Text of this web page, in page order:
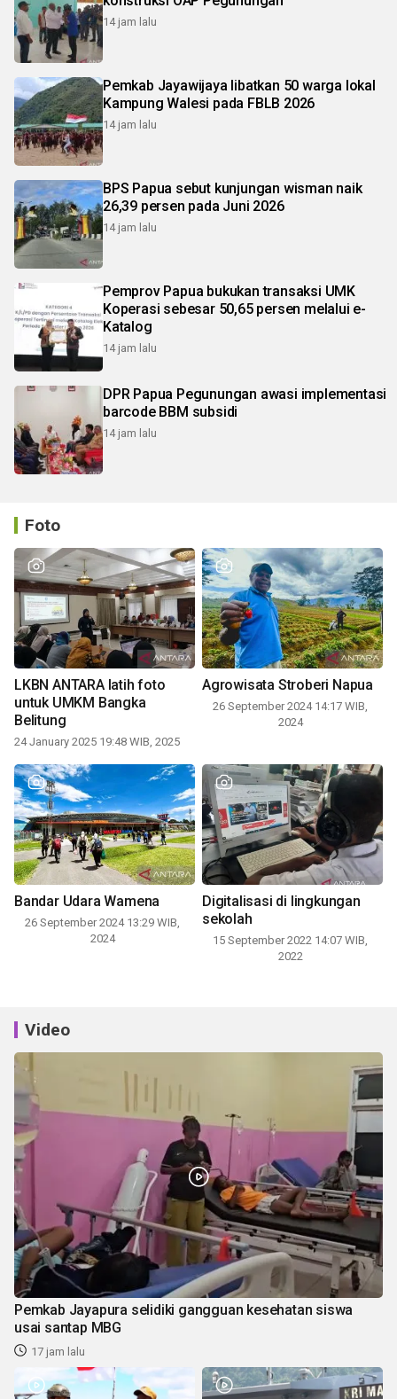
14 jam lalu
Pemkab Jayawijaya libatkan 50 warga lokal
Kampung Walesi pada FBLB 2026
14 jam lalu
BPS Papua sebut kunjungan wisman naik
26,39 persen pada Juni 2026
14 jam lalu
Pemprov Papua bukukan transaksi UMK
Koperasi sebesar 50,65 persen melalui e-
Katalog
14 jam lalu
DPR Papua Pegunungan awasi implementasi
barcode BBM subsidi
14 jam lalu
Foto
LKBN ANTARA latih foto
untuk UMKM Bangka
Belitung
24 January 2025 19:48 WIB, 2025
Agrowisata Stroberi Napua
26 September 2024 14:17 WIB,
2024
Bandar Udara Wamena
26 September 2024 13:29 WIB,
2024
Digitalisasi di lingkungan
sekolah
15 September 2022 14:07 WIB,
2022
Video
Pemkab Jayapura selidiki gangguan kesehatan siswa
usai santap MBG
17 jam lalu